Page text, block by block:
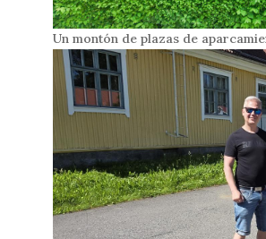
Un montón de plazas de